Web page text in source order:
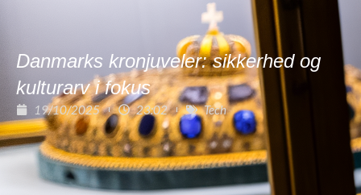
Danmarks kronjuveler: sikkerhed og
kulturarv i fokus
19/10/2025 23:02 Tech